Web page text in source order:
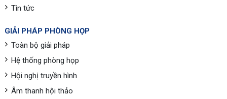
Tin tức
GIẢI PHÁP PHÒNG HỌP
Toàn bộ giải pháp
Hệ thống phòng họp
Hội nghị truyền hình
Âm thanh hội thảo